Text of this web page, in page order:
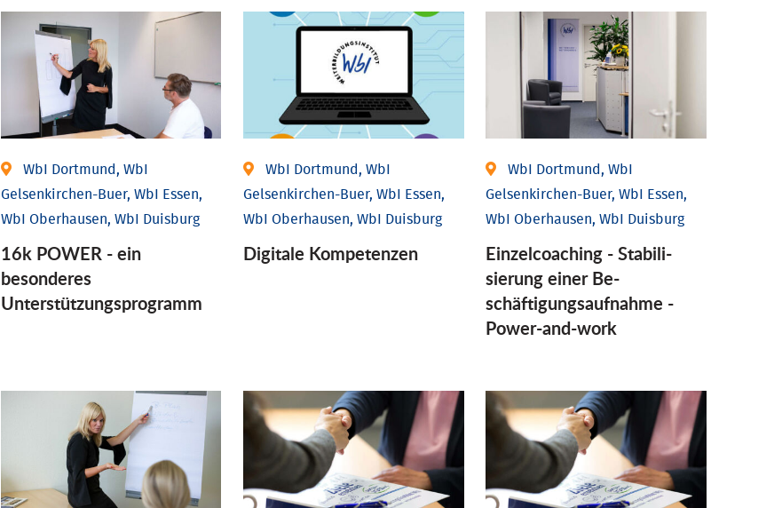
WbI Dortmund, WbI
Gelsenkirchen-Buer, WbI Essen,
WbI Oberhausen, WbI Duisburg
16k POWER - ein
besonderes
Unterstützungsprogramm
WbI Dortmund, WbI
Gelsenkirchen-Buer, WbI Essen,
WbI Oberhausen, WbI Duisburg
Digitale Kompetenzen
WbI Dortmund, WbI
Gelsenkirchen-Buer, WbI Essen,
WbI Oberhausen, WbI Duisburg
Einzel­coaching - Stabili­
sierung einer Be­
schäftigungs­aufnahme -
Power-and-work